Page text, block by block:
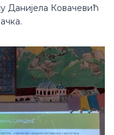
Данијела Ковачевић